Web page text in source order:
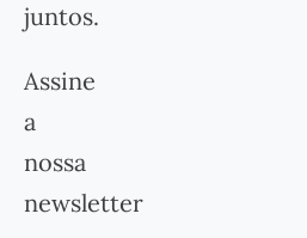
juntos.
Assine
a
nossa
newsletter